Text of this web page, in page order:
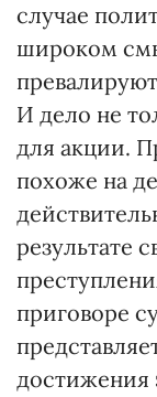
случае
широком
И дело не
для акции.
похоже на
результате
приговоре
достижения